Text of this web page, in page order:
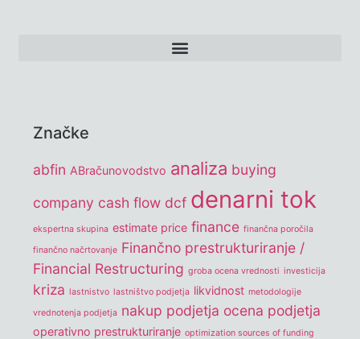
Značke
abfin ABračunovodstvo analiza buying
company cash flow dcf denarni tok
ekspertna skupina estimate price finance finančna poročila
finančno načrtovanje Finančno prestrukturiranje /
Financial Restructuring groba ocena vrednosti investicija
kriza lastnistvo lastništvo podjetja likvidnost metodologije
vrednotenja podjetja nakup podjetja ocena podjetja
operativno prestrukturiranje optimization sources of funding